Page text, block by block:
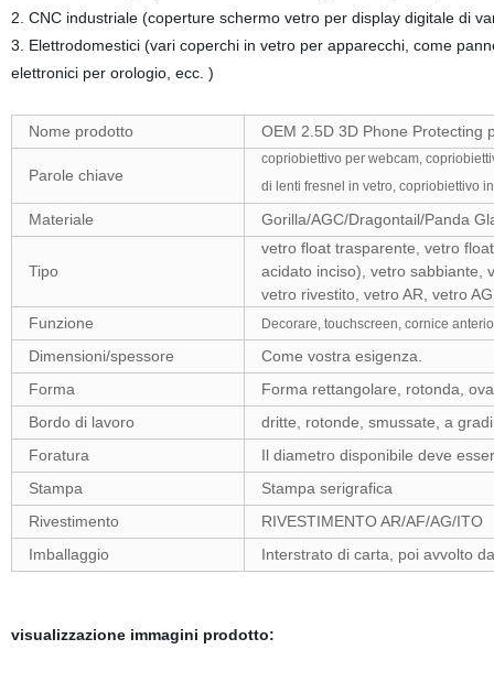
2. CNC industriale (coperture schermo vetro per display digitale di
3. Elettrodomestici (vari coperchi in vetro per apparecchi, come
elettronici per orologio, ecc. )
Nome prodotto OEM 2.5D 3D Phone Protecting
Parole chiave
copriobiettivo per webcam,
di lenti fresnel in vetro, copriobiettivo
Materiale Gorilla/AGC/Dragontail/Panda
Tipo
vetro float trasparente, vetro
acidato inciso), vetro sabbiante,
vetro rivestito, vetro AR, vetro
Funzione
Decorare, touchscreen, cornice
Dimensioni/spessore
Come vostra esigenza.
Forma
Forma rettangolare, rotonda,
Bordo di lavoro
dritte, rotonde, smussate, a
Foratura
Il diametro disponibile deve
Stampa
Stampa serigrafica
Rivestimento
RIVESTIMENTO AR/AF/AG/ITO
Imballaggio
Interstrato di carta, poi avvolto
visualizzazione immagini prodotto: